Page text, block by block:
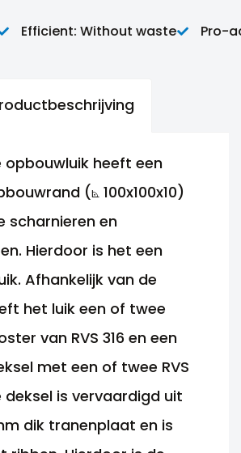
Efficient: Without waste Pro-
opbouwluik heeft een
(⦝ 100x100x10)
scharnieren en
Hierdoor is het een
Afhankelijk van de
het luik een of twee
van RVS 316 en een
met een of twee RVS
deksel is vervaardigd uit
dik tranenplaat en is